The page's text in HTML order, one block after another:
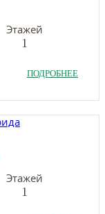
Этажей
1
ПОДРОБНЕЕ
Этажей
1